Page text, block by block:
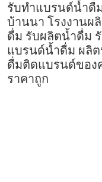
รับทำแบรนด์น้ำดื่
บ้านนา โรงงานผ
ดื่ม รับผลิตน้ำดื่ม
แบรนด์น้ำดื่ม ผลิ
ดื่มติดแบรนด์ขอ
ราคาถูก